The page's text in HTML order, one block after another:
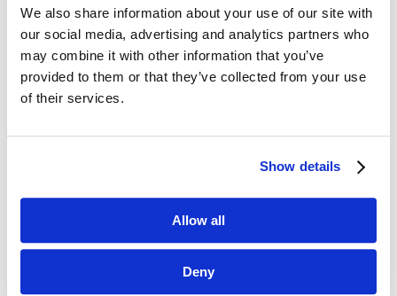
We also share information about your use of our site with
our social media, advertising and analytics partners who
may combine it with other information that you’ve
provided to them or that they’ve collected from your use
of their services.
Show details
Allow all
Deny

questus
ul. Organizacji WiN 83/7
91-811 Łódź
 601 098 038